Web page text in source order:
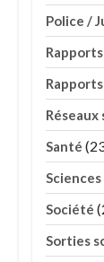
Police /
Réseaux
Santé
Sciences
Société
Sorties